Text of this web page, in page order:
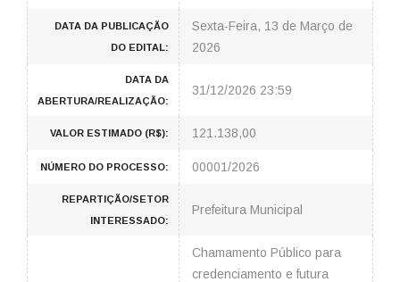
DATA DA PUBLICAÇÃO
DO EDITAL:
Sexta-Feira, 13 de Março de
2026
DATA DA
ABERTURA/REALIZAÇÃO:
31/12/2026 23:59
VALOR ESTIMADO (R$): 121.138,00
NÚMERO DO PROCESSO: 00001/2026
REPARTIÇÃO/SETOR
INTERESSADO:
Prefeitura Municipal
Chamamento Público para
credenciamento e futura